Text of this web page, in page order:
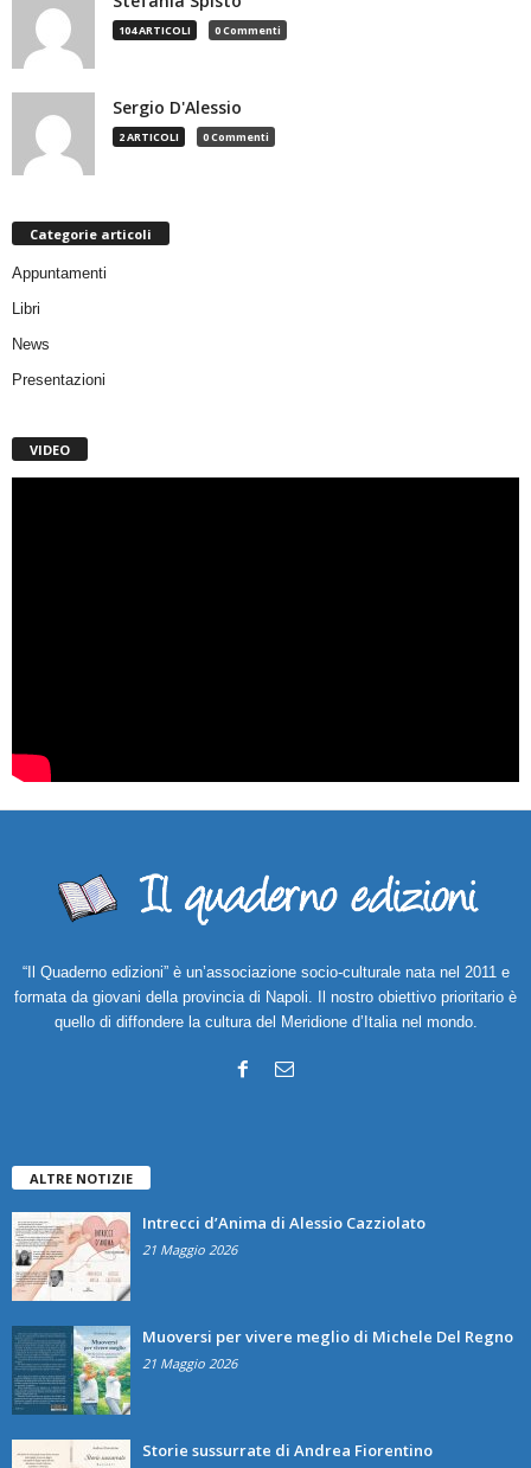
104 ARTICOLI 0 Commenti
Sergio D'Alessio
2 ARTICOLI 0 Commenti
Categorie articoli
Appuntamenti
Libri
News
Presentazioni
VIDEO
“Il Quaderno edizioni” è un’associazione socio-culturale nata nel 2011 e
formata da giovani della provincia di Napoli. Il nostro obiettivo prioritario è
quello di diffondere la cultura del Meridione d’Italia nel mondo.
ALTRE NOTIZIE
Intrecci d’Anima di Alessio Cazziolato
21 Maggio 2026
Muoversi per vivere meglio di Michele Del Regno
21 Maggio 2026
Storie sussurrate di Andrea Fiorentino